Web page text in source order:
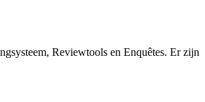
Reviewtools en Enquêtes. Er zijn